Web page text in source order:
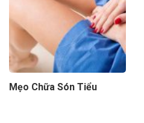
Mẹo Chữa Són Tiểu